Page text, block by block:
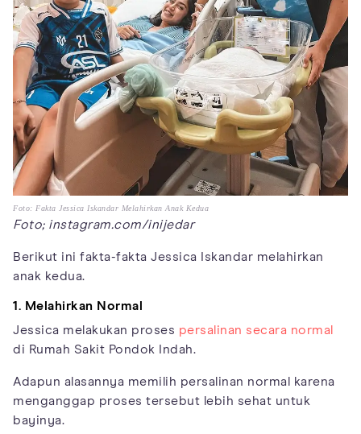
Foto: Fakta Jessica Iskandar Melahirkan Anak Kedua
Foto; instagram.com/inijedar
Berikut ini fakta-fakta Jessica Iskandar melahirkan
anak kedua.
1. Melahirkan Normal
Jessica melakukan proses persalinan secara normal
di Rumah Sakit Pondok Indah.
Adapun alasannya memilih persalinan normal karena
menganggap proses tersebut lebih sehat untuk
bayinya.